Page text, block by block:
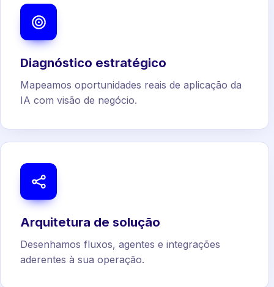
Diagnóstico estratégico
Mapeamos oportunidades reais de aplicação da
IA com visão de negócio.
Arquitetura de solução
Desenhamos fluxos, agentes e integrações
aderentes à sua operação.